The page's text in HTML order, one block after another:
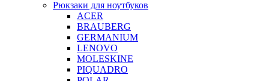
Рюкзаки для ноутбуков
ACER
BRAUBERG
GERMANIUM
LENOVO
MOLESKINE
PIQUADRO